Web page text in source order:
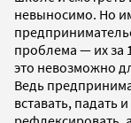
невыносимо. Но
проблема — их за
это невозможно
Ведь
вставать, падать